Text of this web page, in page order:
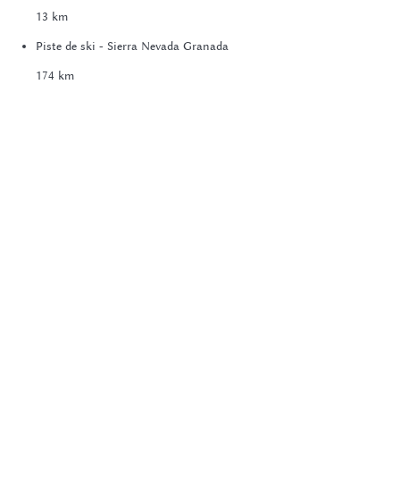
13 km
Piste de ski - Sierra Nevada Granada
174 km